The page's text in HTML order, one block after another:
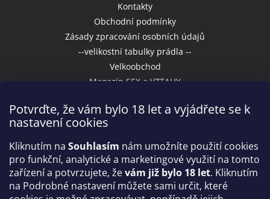
Potvrďte, že vám bylo 18 let a vyjádřete se k
nastavení cookies
Kliknutím na Souhlasím nám umožníte použití cookies
pro funkční, analytické a marketingové využití na tomto
zařízení a potvrzujete, ževám již bylo 18 let. Kliknutím
na Podrobné nastavení můžete sami určit, které
Kontakty
Obchodní podmínky
Zásady zpracování osobních údajů
--velikostní tabulky prádla --
Velkoobchod
Magazín SEX a VZTAHY
Přijímáme online platby